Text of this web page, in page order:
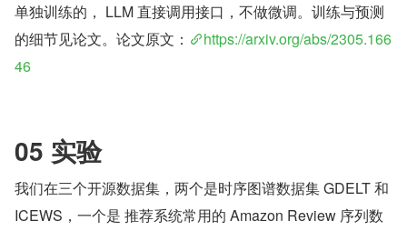
单独训练的， LLM 直接调用接口，不做微调。训练与预测
的细节见论文。论文原文：
https://arxiv.org/abs/2305.166
46
05 实验
我们在三个开源数据集，两个是时序图谱数据集 GDELT 和
ICEWS，一个是 推荐系统常用的 Amazon Review 序列数